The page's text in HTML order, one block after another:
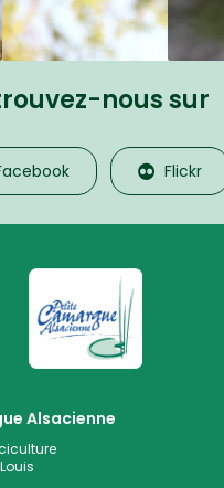
nous sur
Flickr
La Petite
Alsacienne